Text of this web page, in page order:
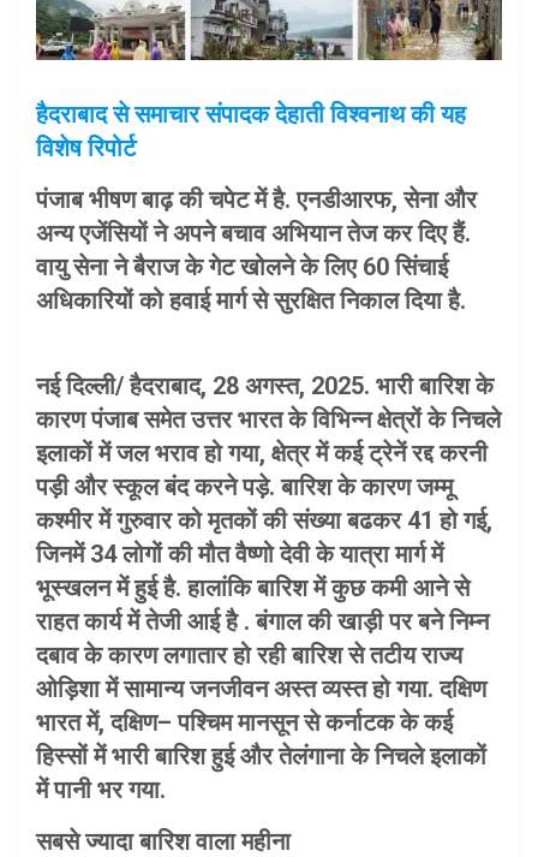
हैदराबाद से समाचार संपादक देहाती विश्वनाथ की यह
विशेष रिपोर्ट
पंजाब भीषण बाढ़ की चपेट में है. एनडीआरफ, सेना और
अन्य एजेंसियों ने अपने बचाव अभियान तेज कर दिए हैं.
वायु सेना ने बैराज के गेट खोलने के लिए 60 सिंचाई
अधिकारियों को हवाई मार्ग से सुरक्षित निकाल दिया है.
नई दिल्ली/ हैदराबाद, 28 अगस्त, 2025. भारी बारिश के
कारण पंजाब समेत उत्तर भारत के विभिन्न क्षेत्रों के निचले
इलाकों में जल भराव हो गया, क्षेत्र में कई ट्रेनें रद्द करनी
पड़ी और स्कूल बंद करने पड़े. बारिश के कारण जम्मू
कश्मीर में गुरुवार को मृतकों की संख्या बढकर 41 हो गई,
जिनमें 34 लोगों की मौत वैष्णो देवी के यात्रा मार्ग में
भूस्खलन में हुई है. हालांकि बारिश में कुछ कमी आने से
राहत कार्य में तेजी आई है . बंगाल की खाड़ी पर बने निम्न
दबाव के कारण लगातार हो रही बारिश से तटीय राज्य
ओड़िशा में सामान्य जनजीवन अस्त व्यस्त हो गया. दक्षिण
भारत में, दक्षिण– पश्चिम मानसून से कर्नाटक के कई
हिस्सों में भारी बारिश हुई और तेलंगाना के निचले इलाकों
में पानी भर गया.
सबसे ज्यादा बारिश वाला महीना